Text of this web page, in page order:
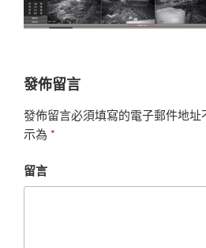
發佈留言
發佈留言必須填寫的電子郵件地址
示為 *
留言